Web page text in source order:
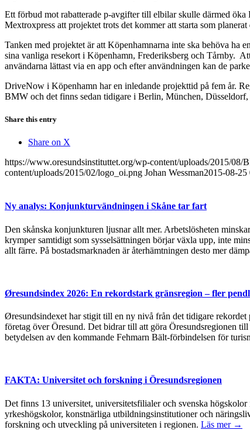
Ett förbud mot rabatterade p-avgifter till elbilar skulle därmed
Mextroxpress att projektet trots det kommer att starta som
Tanken med projektet är att Köpenhamnarna inte ska behöva
sina vanliga resekort i Köpenhamn, Frederiksberg och Tårnby.
användarna lättast via en app och efter användningen kan de
DriveNow i Köpenhamn har en inledande projekttid på fem år.
BMW och det finns sedan tidigare i Berlin, München,
Share this entry
Share on X
https://www.oresundsinstituttet.org/wp-content/uploads/2015/
content/uploads/2015/02/logo_oi.png Johan Wessman2015-08-25
Ny analys: Konjunkturvändningen i Skåne tar fart
Den skånska konjunkturen ljusnar allt mer. Arbetslösheten
krymper samtidigt som sysselsättningen börjar växla upp, inte
allt färre. På bostadsmarknaden är återhämtningen desto mer
Øresundsindex 2026: En rekordstark gränsregion – fler
Øresundsindexet har stigit till en ny nivå från det tidigare
företag över Öresund. Det bidrar till att göra Öresundsregionen
betydelsen av den kommande Fehmarn Bält-förbindelsen för
FAKTA: Universitet och forskning i Öresundsregionen
Det finns 13 universitet, universitetsfilialer och svenska
yrkeshögskolor, konstnärliga utbildningsinstitutioner och
forskning och utveckling på universiteten i regionen. Läs mer →